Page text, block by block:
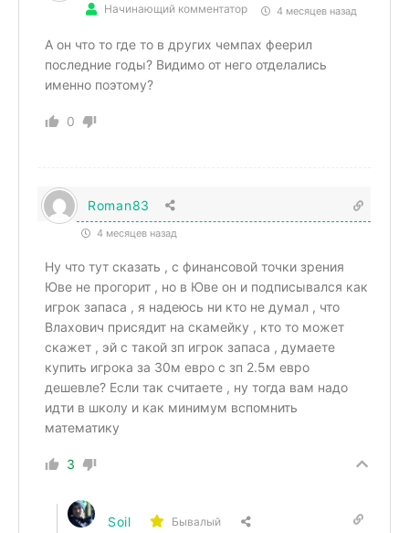
Начинающий комментатор 4 месяцев назад
А он что то где то в других чемпах феерил
последние годы? Видимо от него отделались
именно поэтому?
0
Roman83
4 месяцев назад
Ну что тут сказать , с финансовой точки зрения
Юве не прогорит , но в Юве он и подписывался как
игрок запаса , я надеюсь ни кто не думал , что
Влахович присядит на скамейку , кто то может
скажет , эй с такой зп игрок запаса , думаете
купить игрока за 30м евро с зп 2.5м евро
дешевле? Если так считаете , ну тогда вам надо
идти в школу и как минимум вспомнить
математику
3
Soil Бывалый